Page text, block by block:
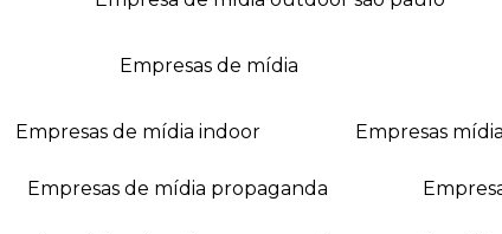
empresas de mídia
empresas de mídia indoor empresas
empresas de mídia propaganda